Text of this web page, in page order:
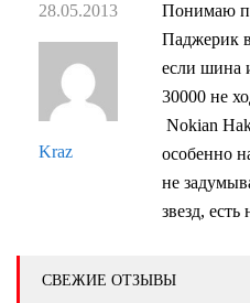
28.05.2013
Kraz
Понимаю
Паджерик
если шина
30000 не
Nokian
особенно
не
звезд,
СВЕЖИЕ ОТЗЫВЫ